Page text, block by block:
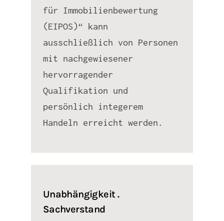
für Immobilienbewertung
(EIPOS)“ kann
ausschließlich von Personen
mit nachgewiesener
hervorragender
Qualifikation und
persönlich integerem
Handeln erreicht werden.
Unabhängigkeit .
Sachverstand